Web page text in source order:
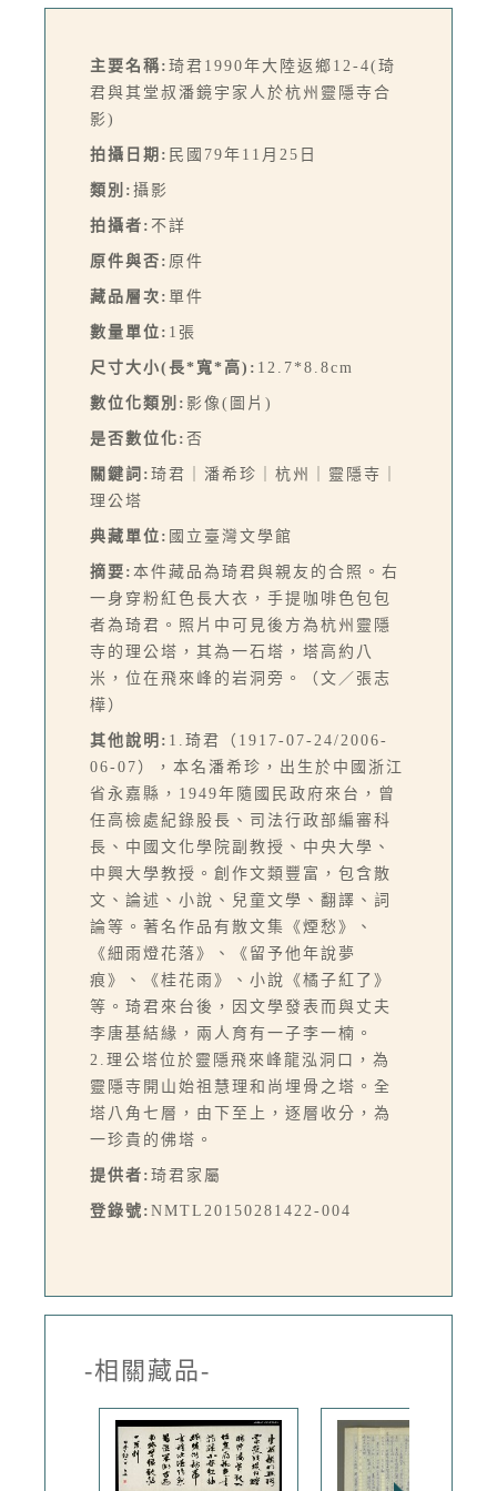
主要名稱: 琦君1990年大陸返鄉12-4(琦
君與其堂叔潘鏡宇家人於杭州靈隱寺合
影)
拍攝日期: 民國79年11月25日
類別: 攝影
拍攝者: 不詳
原件與否: 原件
藏品層次: 單件
數量單位: 1張
尺寸大小(長*寬*高): 12.7*8.8cm
數位化類別: 影像(圖片)
是否數位化: 否
關鍵詞: 琦君｜潘希珍｜杭州｜靈隱寺｜
理公塔
典藏單位: 國立臺灣文學館
摘要: 本件藏品為琦君與親友的合照。右
一身穿粉紅色長大衣，手提咖啡色包包
者為琦君。照片中可見後方為杭州靈隱
寺的理公塔，其為一石塔，塔高約八
米，位在飛來峰的岩洞旁。（文／張志
樺）
其他說明: 1.琦君（1917-07-24/2006-
06-07），本名潘希珍，出生於中國浙江
省永嘉縣，1949年隨國民政府來台，曾
任高檢處紀錄股長、司法行政部編審科
長、中國文化學院副教授、中央大學、
中興大學教授。創作文類豐富，包含散
文、論述、小說、兒童文學、翻譯、詞
論等。著名作品有散文集《煙愁》、
《細雨燈花落》、《留予他年說夢
痕》、《桂花雨》、小說《橘子紅了》
等。琦君來台後，因文學發表而與丈夫
李唐基結緣，兩人育有一子李一楠。
2.理公塔位於靈隱飛來峰龍泓洞口，為
靈隱寺開山始祖慧理和尚埋骨之塔。全
塔八角七層，由下至上，逐層收分，為
一珍貴的佛塔。
提供者: 琦君家屬
登錄號: NMTL20150281422-004
-相關藏品-